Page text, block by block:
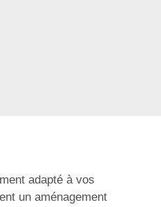
adapté à vos
un aménagement